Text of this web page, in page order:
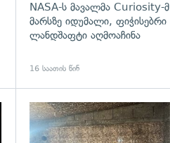
NASA-ს მავალმა Curiosity-მ
მარსზე იდუმალი, ფიჭისებრი
ლანდშაფტი აღმოაჩინა
16 საათის წინ
გადახედვა